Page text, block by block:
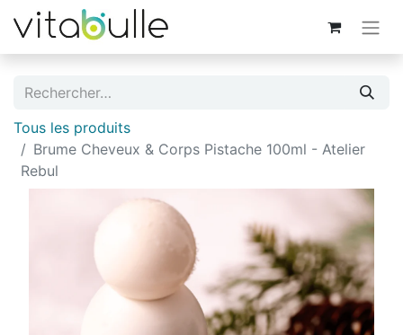
Tous les produits
Brume Cheveux & Corps Pistache 100ml - Atelier
Rebul